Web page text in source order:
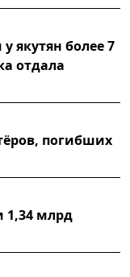
якутян более 7
отдала
погибших
1,34 млрд